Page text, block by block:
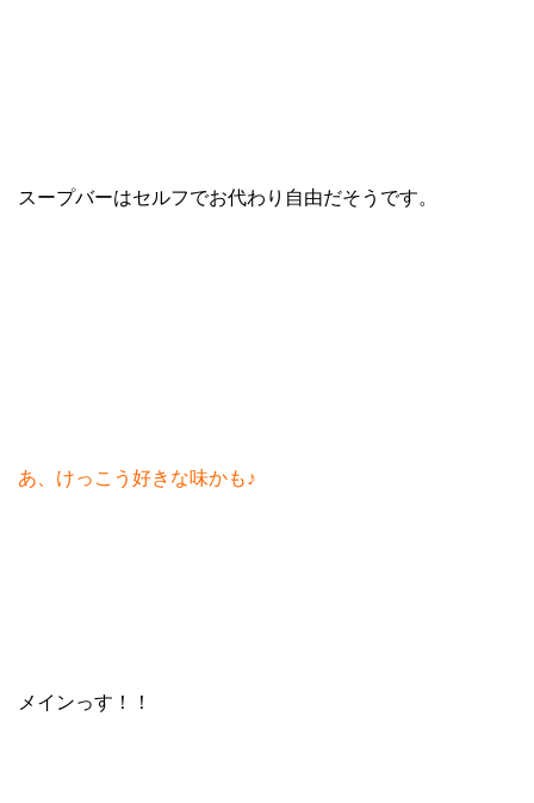
スープバーはセルフでお代わり自由だそうです。
あ、けっこう好きな味かも♪
メインっす！！